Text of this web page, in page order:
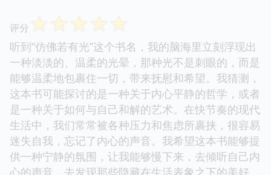
评分 ☆☆☆☆☆
听到“仿佛若有光”这个书名，我的脑海里立刻浮现出
一种淡淡的、温柔的光晕，那种光不是刺眼的，而是
能够温柔地包裹住一切，带来抚慰和希望。我猜测，
这本书可能探讨的是一种关于内心平静的哲学，或者
是一种关于如何与自己和解的艺术。在快节奏的现代
生活中，我们常常被各种压力和焦虑所裹挟，很容易
迷失自我，忘记了内心的声音。我希望这本书能够提
供一种宁静的氛围，让我能够慢下来，去倾听自己内
心的声音，去发现那些隐藏在生活表象之下的美好。